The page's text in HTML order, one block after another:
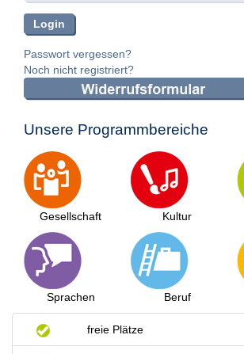
Passwort vergessen?
Noch nicht registriert?
Unsere Programmbereiche
Gesellschaft
Sprachen
Kultur
Beruf
freie Plätze